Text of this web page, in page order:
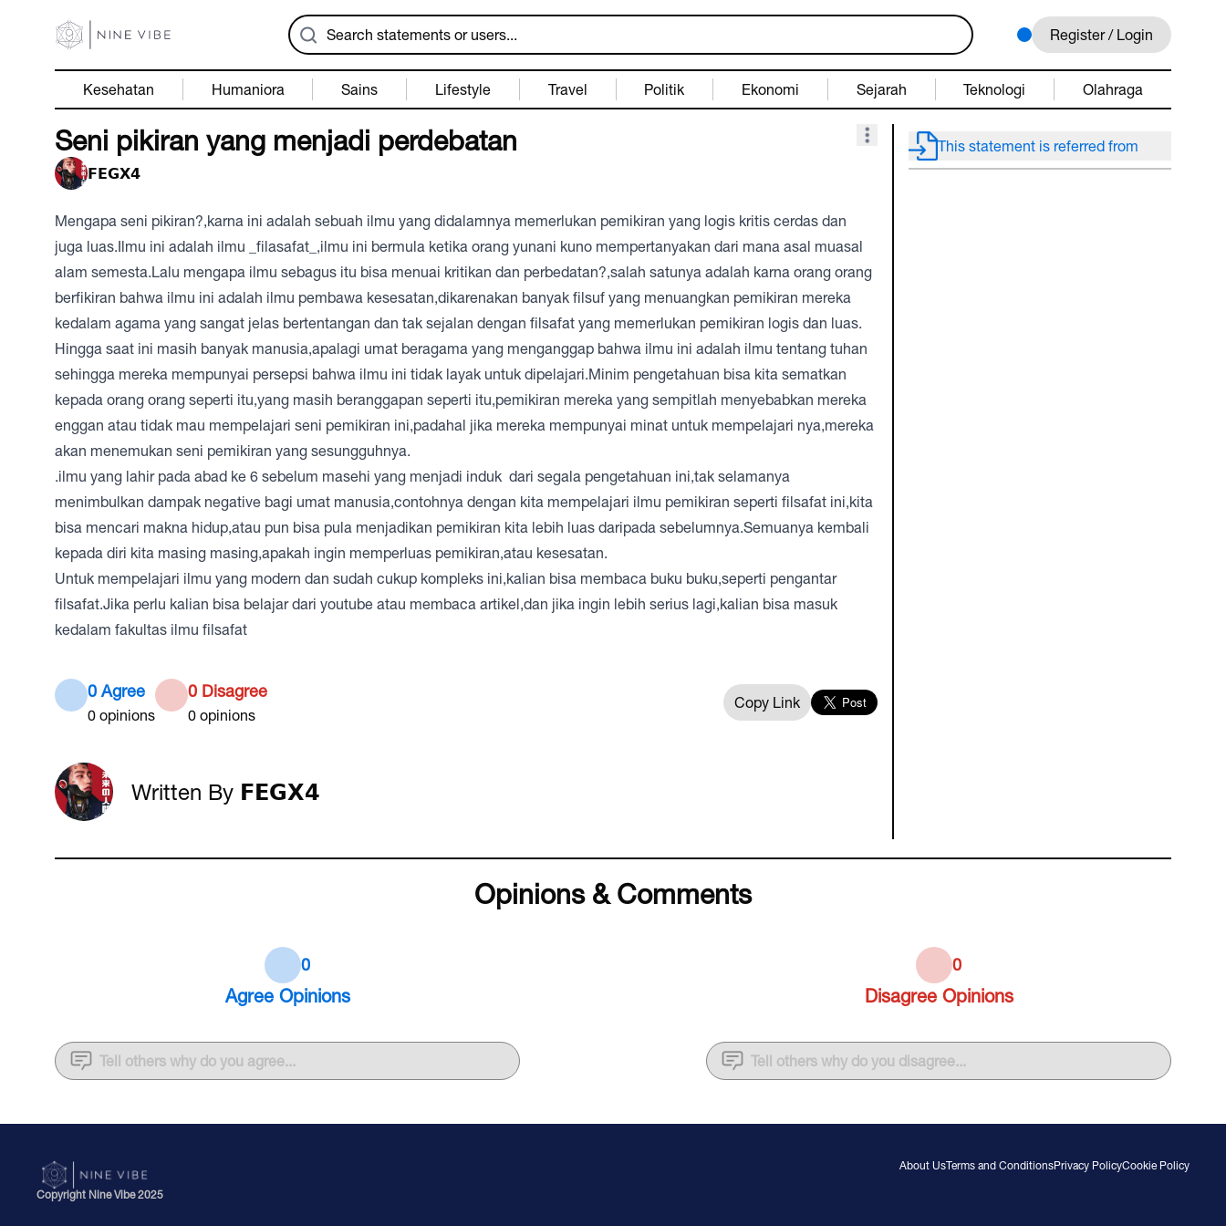
Register / Login
Kesehatan Humaniora Sains Lifestyle Travel Politik Ekonomi Sejarah Teknologi Olahraga
Seni pikiran yang menjadi perdebatan
𝗙𝗘𝗚𝗫𝟰
Mengapa seni pikiran?,karna ini adalah sebuah ilmu yang didalamnya memerlukan pemikiran yang logis kritis cerdas dan
juga luas.Ilmu ini adalah ilmu _filasafat_,ilmu ini bermula ketika orang yunani kuno mempertanyakan dari mana asal muasal
alam semesta.Lalu mengapa ilmu sebagus itu bisa menuai kritikan dan perbedatan?,salah satunya adalah karna orang orang
berfikiran bahwa ilmu ini adalah ilmu pembawa kesesatan,dikarenakan banyak filsuf yang menuangkan pemikiran mereka
kedalam agama yang sangat jelas bertentangan dan tak sejalan dengan filsafat yang memerlukan pemikiran logis dan luas.
Hingga saat ini masih banyak manusia,apalagi umat beragama yang menganggap bahwa ilmu ini adalah ilmu tentang tuhan
sehingga mereka mempunyai persepsi bahwa ilmu ini tidak layak untuk dipelajari.Minim pengetahuan bisa kita sematkan
kepada orang orang seperti itu,yang masih beranggapan seperti itu,pemikiran mereka yang sempitlah menyebabkan mereka
enggan atau tidak mau mempelajari seni pemikiran ini,padahal jika mereka mempunyai minat untuk mempelajari nya,mereka
akan menemukan seni pemikiran yang sesungguhnya.
.ilmu yang lahir pada abad ke 6 sebelum masehi yang menjadi induk dari segala pengetahuan ini,tak selamanya
menimbulkan dampak negative bagi umat manusia,contohnya dengan kita mempelajari ilmu pemikiran seperti filsafat ini,kita
bisa mencari makna hidup,atau pun bisa pula menjadikan pemikiran kita lebih luas daripada sebelumnya.Semuanya kembali
kepada diri kita masing masing,apakah ingin memperluas pemikiran,atau kesesatan.
Untuk mempelajari ilmu yang modern dan sudah cukup kompleks ini,kalian bisa membaca buku buku,seperti pengantar
filsafat.Jika perlu kalian bisa belajar dari youtube atau membaca artikel,dan jika ingin lebih serius lagi,kalian bisa masuk
kedalam fakultas ilmu filsafat
0 Agree
0 opinions
0 Disagree
0 opinions
Copy Link
Written By 𝗙𝗘𝗚𝗫𝟰
This statement is referred from
Opinions & Comments
0
Agree Opinions
0
Disagree Opinions
Tell others why do you agree... Tell others why do you disagree...
Copyright Nine Vibe 2025
About UsTerms and ConditionsPrivacy PolicyCookie Policy